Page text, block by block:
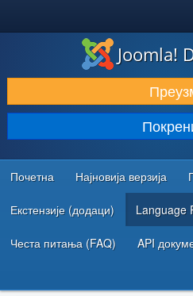
ПРЕУЗИМАЊЕ И ПРОШИРЕЊА
ОТКРИЈТЕ И НАУЧИТЕ
ЗАЈЕДНИЦА И ПОДРШКА
РЕСУРСИ ЗА РАЗВОЈ
Joomla!
Почетна Најновија верзија
Екстензије (додаци) Language
Честа питања (FAQ) API